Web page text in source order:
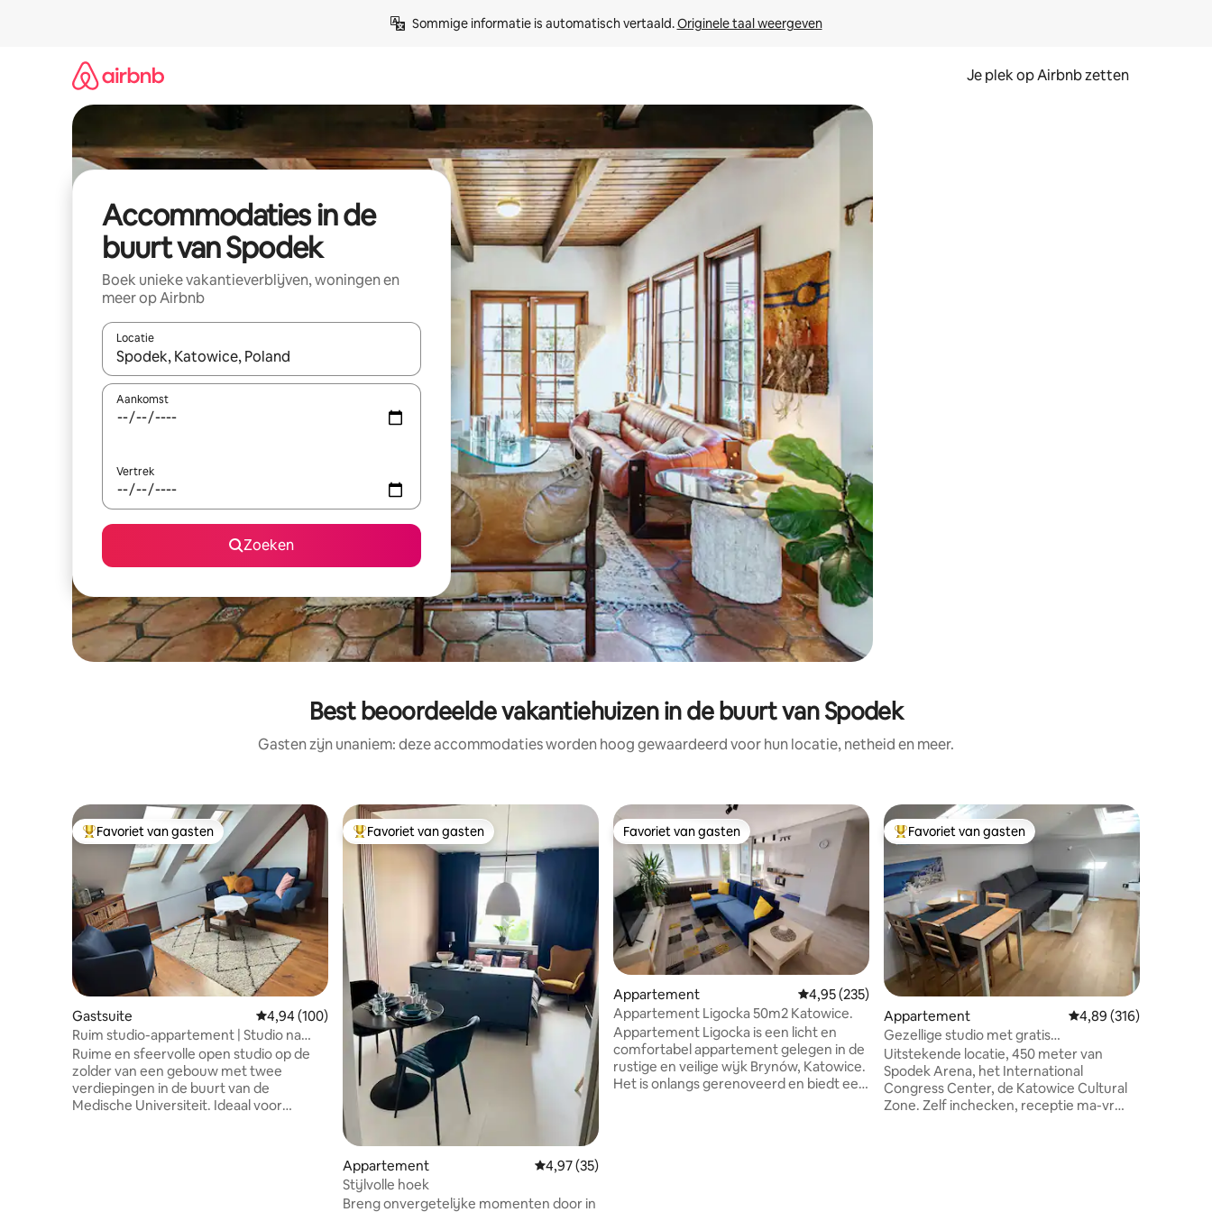
Sommige informatie is automatisch vertaald. Originele taal weergeven
Je plek op Airbnb zetten
Accommodaties in de
buurt van Spodek
Boek unieke vakantieverblijven, woningen en
meer op Airbnb
Locatie
Wanneer er resultaten beschikbaar zijn, maak je een keuze met je de pijltjestoetsen omhoog en omlaag, óf door te tikken of swipen.
Aankomst
Vertrek
Zoeken
Best beoordeelde vakantiehuizen in de buurt van Spodek
Gasten zijn unaniem: deze accommodaties worden hoog gewaardeerd voor hun locatie, netheid en meer.
Topfavoriet van gasten
Favoriet van gasten
Gastsuite Gemiddelde beoordeling van 4,94 op 5, 100 recensies
4,94 (100)
Ruim studio-appartement | Studio na
poddaszu
Ruime en sfeervolle open studio op de
zolder van een gebouw met twee
verdiepingen in de buurt van de
Medische Universiteit. Ideaal voor
Topfavoriet van gasten
Favoriet van gasten
Appartement Gemiddelde beoordeling van 4,97 op 5, 35 recensies
4,97 (35)
Stijlvolle hoek
Breng onvergetelijke momenten door in
Favoriet van gasten
Favoriet van gasten
Appartement Gemiddelde beoordeling van 4,95 op 5, 235 recensies
4,95 (235)
Appartement Ligocka 50m2 Katowice.
Appartement Ligocka is een licht en
comfortabel appartement gelegen in de
rustige en veilige wijk Brynów, Katowice.
Het is onlangs gerenoveerd en biedt een
Topfavoriet van gasten
Favoriet van gasten
Appartement Gemiddelde
4,89 (316)
Gezellige studio met gratis
parkeergelegenheid op het terrein
Uitstekende locatie, 450 meter van
Spodek Arena, het International
Congress Center, de Katowice Cultural
Zone. Zelf inchecken, receptie ma-vr